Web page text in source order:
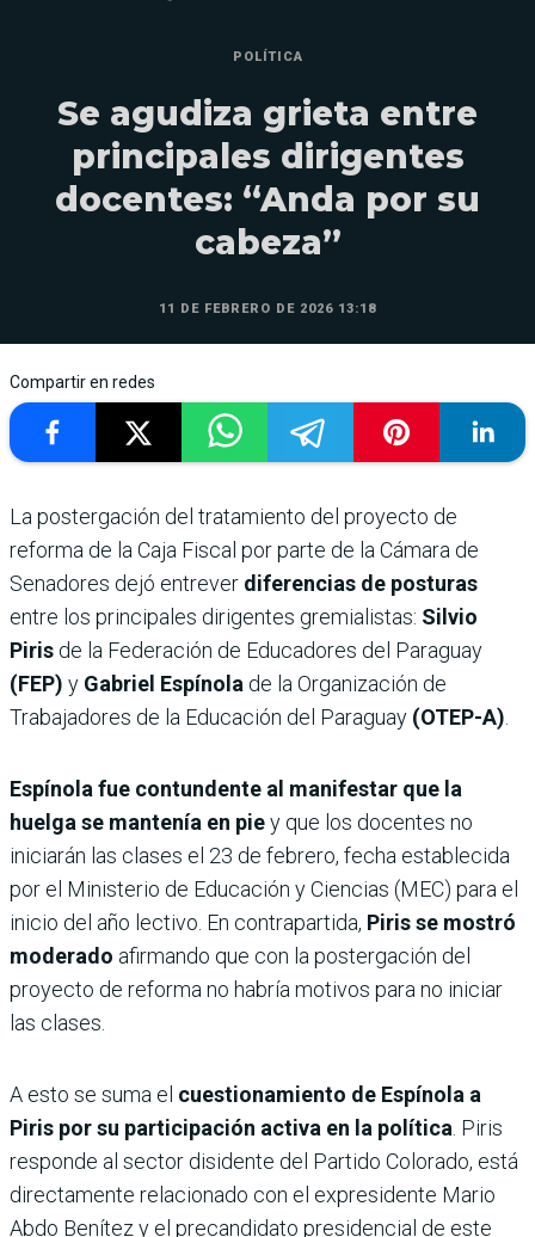
POLÍTICA
Se agudiza grieta entre
principales dirigentes
docentes: “Anda por su
cabeza”
11 DE FEBRERO DE 2026 13:18
Compartir en redes
La postergación del tratamiento del proyecto de
reforma de la Caja Fiscal por parte de la Cámara de
Senadores dejó entrever diferencias de posturas
entre los principales dirigentes gremialistas: Silvio
Piris de la Federación de Educadores del Paraguay
(FEP) y Gabriel Espínola de la Organización de
Trabajadores de la Educación del Paraguay (OTEP-A)
Espínola fue contundente al manifestar que la
huelga se mantenía en piey que los docentes no
iniciarán las clases el 23 de febrero, fecha establecida
por el Ministerio de Educación y Ciencias (MEC) para el
inicio del año lectivo. En contrapartida, Piris se mostró
moderado afirmando que con la postergación del
proyecto de reforma no habría motivos para no iniciar
las clases.
A esto se suma el cuestionamiento de Espínola a
Piris por su participación activa en la política . Piris
responde al sector disidente del Partido Colorado, está
directamente relacionado con el expresidente Mario
Abdo Benítez y el precandidato presidencial de este